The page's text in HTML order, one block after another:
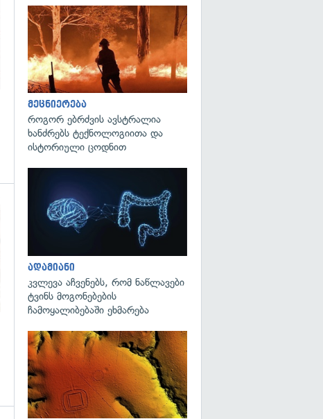
მეცნიერება
როგორ ებრძვის ავსტრალია
ხანძრებს ტექნოლოგიითა და
ისტორიული ცოდნით
ადამიანი
კვლევა აჩვენებს, რომ ნაწლავები
ტვინს მოგონებების
ჩამოყალიბებაში ეხმარება